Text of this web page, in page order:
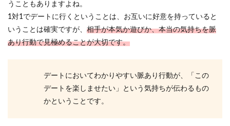
同棲するなら間取りは2DK！その理由
とおすすめレイアウト
うか。 ...
うこともありますよね。
1対1でデートに行くということは、お互いに好意を持っていると
いうことは確実ですが、 相手が本気か遊びか、本当の気持ちを脈
あり行動で見極めることが大切です。
デートにおいてわかりやすい脈あり行動が、「この
デートを楽しませたい」という気持ちが伝わるもの
かということです。